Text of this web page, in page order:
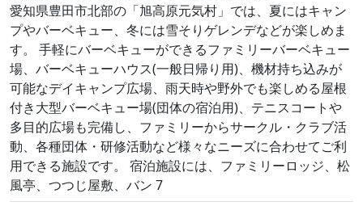
愛知県豊田市北部の「旭高原元気村」では、夏にはキャン
プやバーベキュー、冬には雪そりゲレンデなどが楽しめま
す。 手軽にバーベキューができるファミリーバーベキュー
場、バーベキューハウス(一般日帰り用)、機材持ち込みが
可能なデイキャンプ広場、雨天時や野外でも楽しめる屋根
付き大型バーベキュー場(団体の宿泊用)、テニスコートや
多目的広場も完備し、ファミリーからサークル・クラブ活
動、各種団体・研修活動など様々なニーズに合わせてご利
用できる施設です。 宿泊施設には、ファミリーロッジ、松
風亭、つつじ屋敷、バン 7